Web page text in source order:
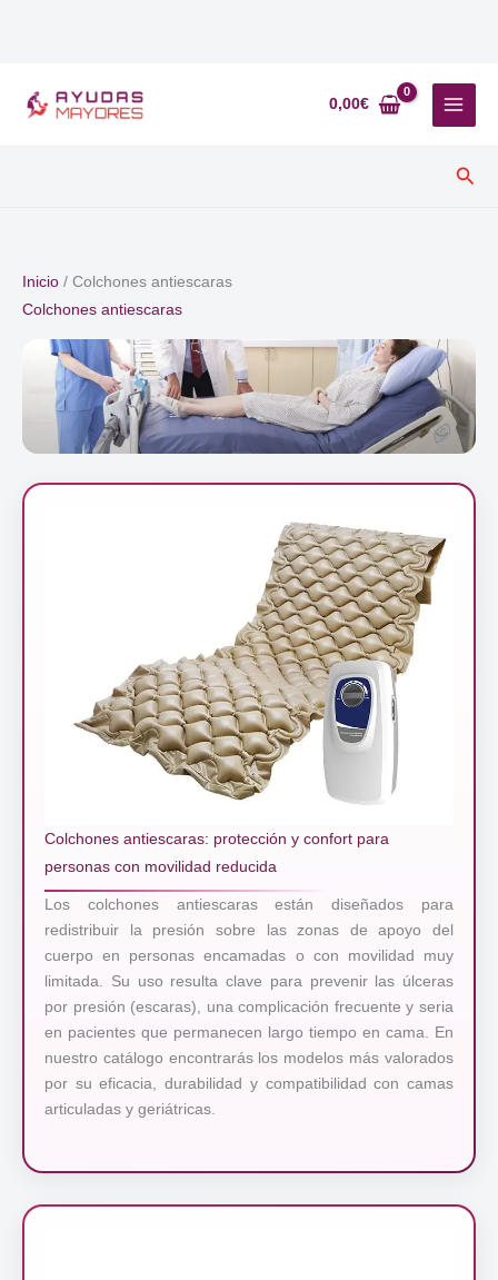
0,00€
Inicio / Colchones antiescaras
Colchones antiescaras
Colchones antiescaras: protección y confort para
personas con movilidad reducida
Los colchones antiescaras están diseñados para
redistribuir la presión sobre las zonas de apoyo del
cuerpo en personas encamadas o con movilidad muy
limitada. Su uso resulta clave para prevenir las úlceras
por presión (escaras), una complicación frecuente y seria
en pacientes que permanecen largo tiempo en cama. En
nuestro catálogo encontrarás los modelos más valorados
por su eficacia, durabilidad y compatibilidad con camas
articuladas y geriátricas.